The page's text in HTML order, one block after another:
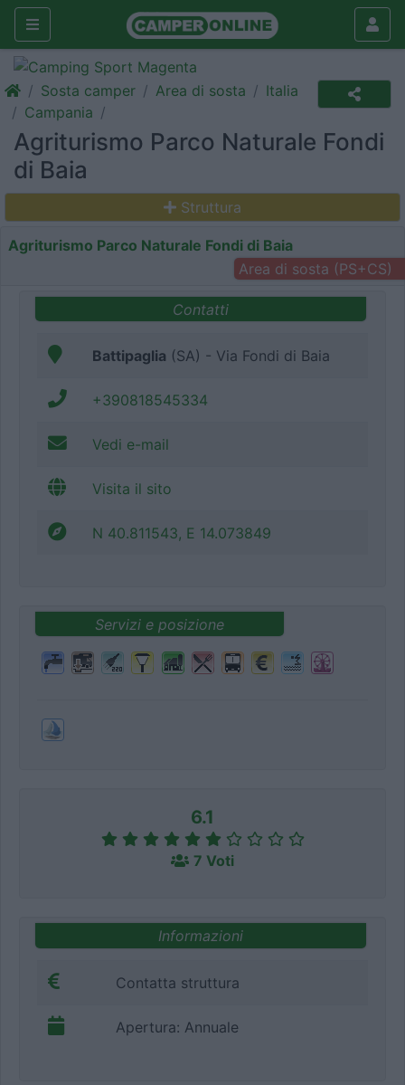
Sosta camper Area di sosta
Italia
Campania
Agriturismo Parco Naturale Fondi
di Baia
Struttura
Agriturismo Parco Naturale Fondi di Baia
Area di sosta (PS+CS)
Contatti
Battipaglia (SA) - Via Fondi di Baia
+390818545334
Vedi e-mail
Visita il sito
N 40.811543, E 14.073849
Servizi e posizione
6.1
7 Voti
Informazioni
Contatta struttura
Apertura: Annuale